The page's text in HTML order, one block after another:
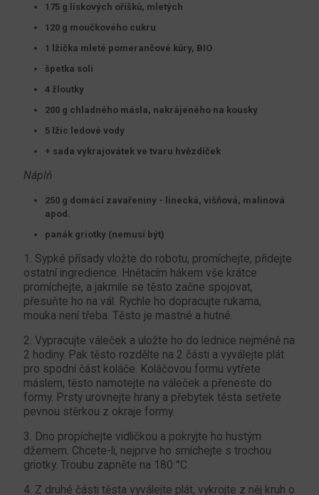
175 g lískových oříšků, mletých
120 g moučkového cukru
1 lžička mleté pomerančové kůry, BIO
špetka soli
4 žloutky
200 g chladného másla, nakrájeného na kousky
5 lžic ledové vody
+ sada vykrajovátek ve tvaru hvězdiček
Náplň
250 g domácí zavařeniny - linecká, višňová, malinová
apod.
panák griotky (nemusí být)
1. Sypké přísady vložte do robotu, promíchejte, přidejte
ostatní ingredience. Hnětacím hákem vše krátce
promíchejte, a jakmile se těsto začne spojovat,
přesuňte ho na vál. Rychle ho dopracujte rukama,
mouka není třeba. Těsto je mastné a hutné.
2. Vypracujte váleček a uložte ho do lednice nejméně na
2 hodiny. Pak těsto rozdělte na 2 části a vyválejte plát
pro spodní část koláče. Koláčovou formu vytřete
máslem, těsto namotejte na váleček a přeneste do
formy. Prsty urovnejte hrany a přebytek těsta setřete
pevnou stěrkou z okraje formy.
3. Dno propíchejte vidličkou a pokryjte ho hustým
džemem. Chcete-li, nejprve ho smíchejte s trochou
griotky. Troubu zapněte na 180 °C.
4. Z druhé části těsta vyválejte plát, vykrojte z něj kruh o